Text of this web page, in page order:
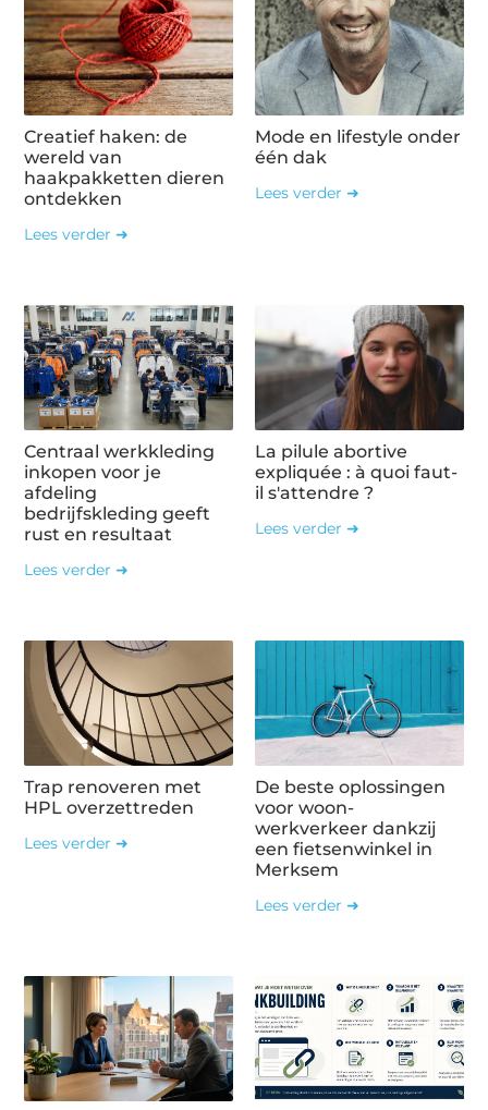
Creatief haken: de
wereld van
haakpakketten dieren
ontdekken
Lees verder ➜
Mode en lifestyle onder
één dak
Lees verder ➜
Centraal werkkleding
inkopen voor je
afdeling
bedrijfskleding geeft
rust en resultaat
Lees verder ➜
La pilule abortive
expliquée : à quoi faut-
il s'attendre ?
Lees verder ➜
Trap renoveren met
HPL overzettreden
Lees verder ➜
De beste oplossingen
voor woon-
werkverkeer dankzij
een fietsenwinkel in
Merksem
Lees verder ➜